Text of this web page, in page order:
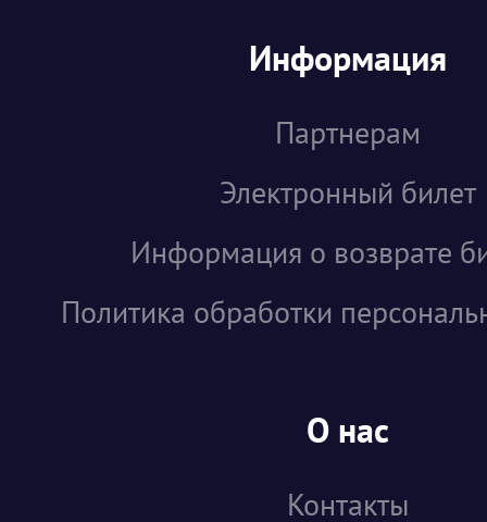
Информация
Партнерам
Электронный билет
Информация о возврате
Политика обработки
О нас
Контакты